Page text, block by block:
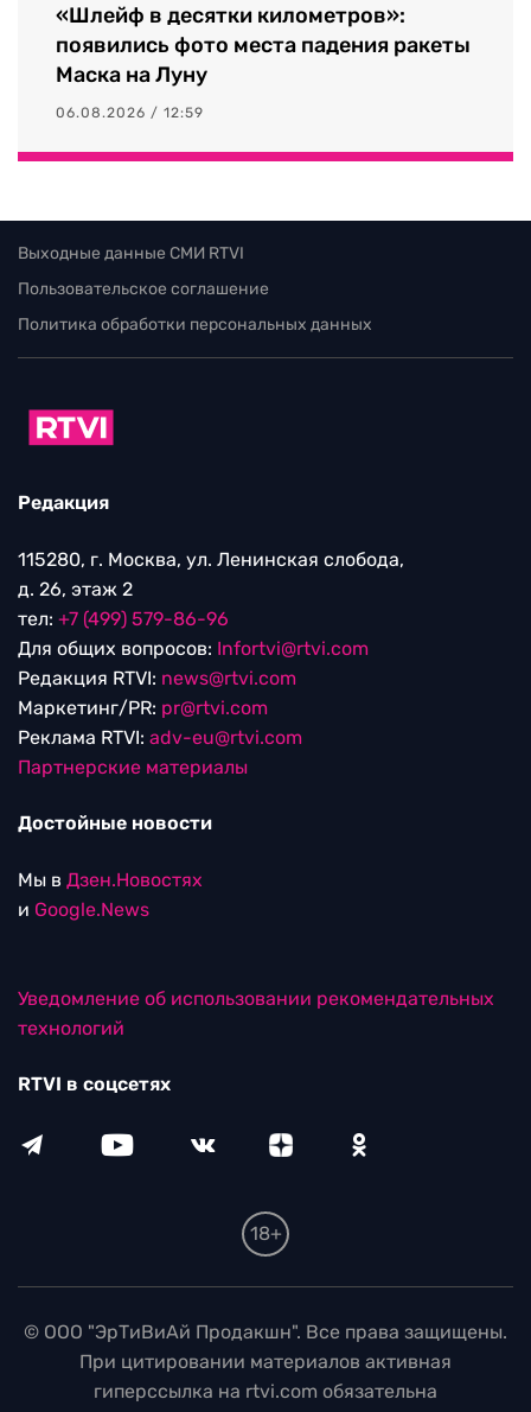
«Шлейф в десятки километров»:
появились фото места падения ракеты
Маска на Луну
06.08.2026 / 12:59
Выходные данные СМИ RTVI
Пользовательское соглашение
Политика обработки персональных данных
Редакция
115280, г. Москва, ул. Ленинская слобода,
д. 26, этаж 2
тел: +7 (499) 579-86-96
Для общих вопросов: Infortvi@rtvi.com
Редакция RTVI: news@rtvi.com
Маркетинг/PR: pr@rtvi.com
Реклама RTVI: adv-eu@rtvi.com
Партнерские материалы
Достойные новости
Мы в Дзен.Новостях
и Google.News
Уведомление об использовании рекомендательных
технологий
RTVI в соцсетях
18+
© ООО "ЭрТиВиАй Продакшн". Все права защищены.
При цитировании материалов активная
гиперссылка на rtvi.com обязательна